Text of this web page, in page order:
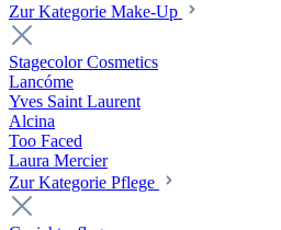
Zur Kategorie Make-Up
Stagecolor Cosmetics
Lancóme
Yves Saint Laurent
Alcina
Too Faced
Laura Mercier
Zur Kategorie Pflege